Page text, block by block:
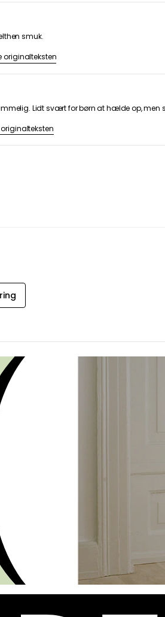
smuk.
originalteksten
Lidt svært for børn at hælde op, men
originalteksten